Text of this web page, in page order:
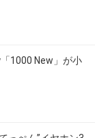
1000 New」が小